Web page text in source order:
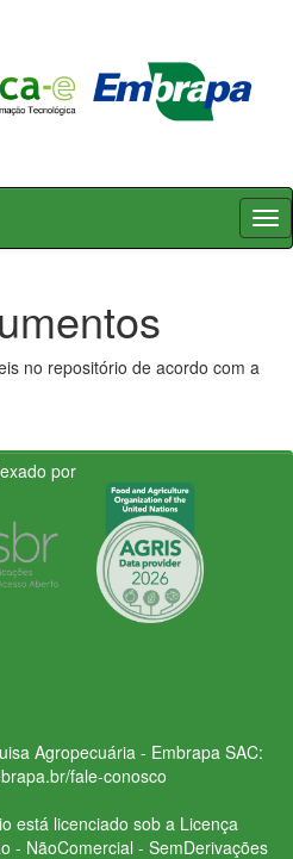
no repositório de acordo com a
por
Agropecuária - Embrapa SAC:
fale-conosco
está licenciado sob a Licença
- NãoComercial - SemDerivações